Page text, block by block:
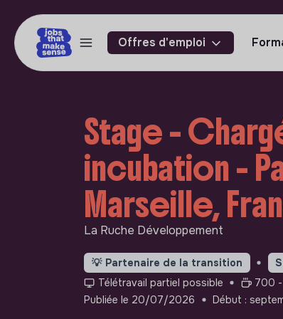
Offres d'emploi
Stage -
incubation -
Marseille,
La Ruche Développement
💡 Partenaire de la transition
Télétravail partiel possible
700 -
Publiée le 20/07/2026
Début :